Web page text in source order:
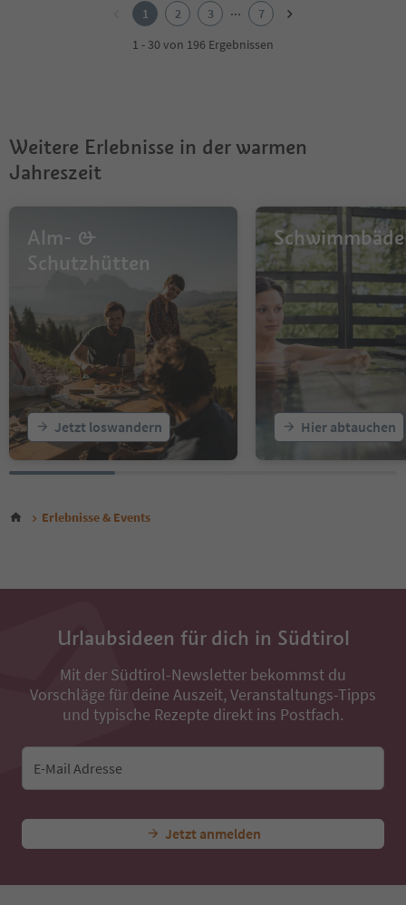
1 2 3 ...
7
1 - 30 von 196 Ergebnissen
Weitere Erlebnisse in der warmen
Jahreszeit
Alm- &
Schutzhütten
Jetzt loswandern Hier abtauchen
Erlebnisse & Events
Urlaubsideen für dich in Südtirol
Mit der Südtirol-Newsletter bekommst du
Vorschläge für deine Auszeit, Veranstaltungs-Tipps
und typische Rezepte direkt ins Postfach.
E-Mail Adresse
Jetzt anmelden